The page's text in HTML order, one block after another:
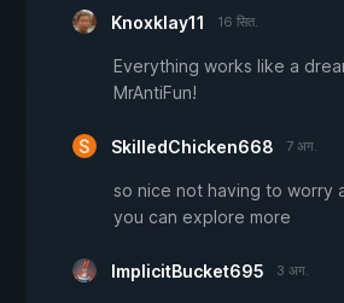
Knoxklay11 16 सित.
Everything works like a
MrAntiFun!
SkilledChicken668 7 अग.
so nice not having to worry
you can explore more
ImplicitBucket695 3 अग.